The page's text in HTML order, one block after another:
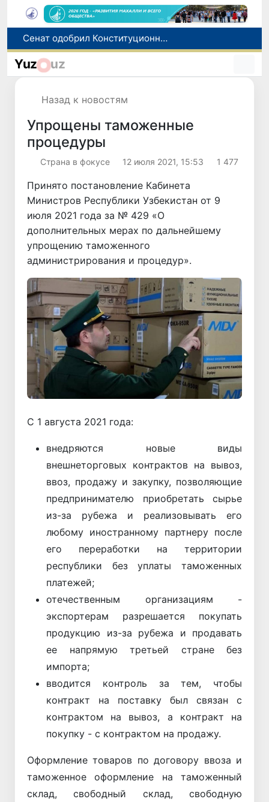
В Ташкенте задержали подозреваемых в распространении крупной партии наркотиков
В Узбекистане упростят назначение пенсий по инвалидности
Yuz uz
Назад к новостям
Упрощены таможенные
процедуры
Страна в фокусе 12 июля 2021, 15:53 1 477
Принято постановление Кабинета
Министров Республики Узбекистан от 9
июля 2021 года за № 429 «О
дополнительных мерах по дальнейшему
упрощению таможенного
администрирования и процедур».
С 1 августа 2021 года:
внедряются новые виды
внешнеторговых контрактов на вывоз,
ввоз, продажу и закупку, позволяющие
предпринимателю приобретать сырье
из-за рубежа и реализовывать его
любому иностранному партнеру после
его переработки на территории
республики без уплаты таможенных
платежей;
отечественным организациям -
экспортерам разрешается покупать
продукцию из-за рубежа и продавать
ее напрямую третьей стране без
импорта;
вводится контроль за тем, чтобы
контракт на поставку был связан с
контрактом на вывоз, а контракт на
покупку - с контрактом на продажу.
Оформление товаров по договору ввоза и
таможенное оформление на таможенный
склад, свободный склад, свободную